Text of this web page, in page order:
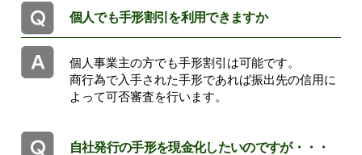
個人でも手形割引を利用できますか
個人事業主の方でも手形割引は可能です。
商行為で入手された手形であれば振出先の信用に
よって可否審査を行います。
自社発行の手形を現金化したいのですが・・・